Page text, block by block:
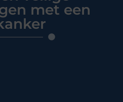
met een